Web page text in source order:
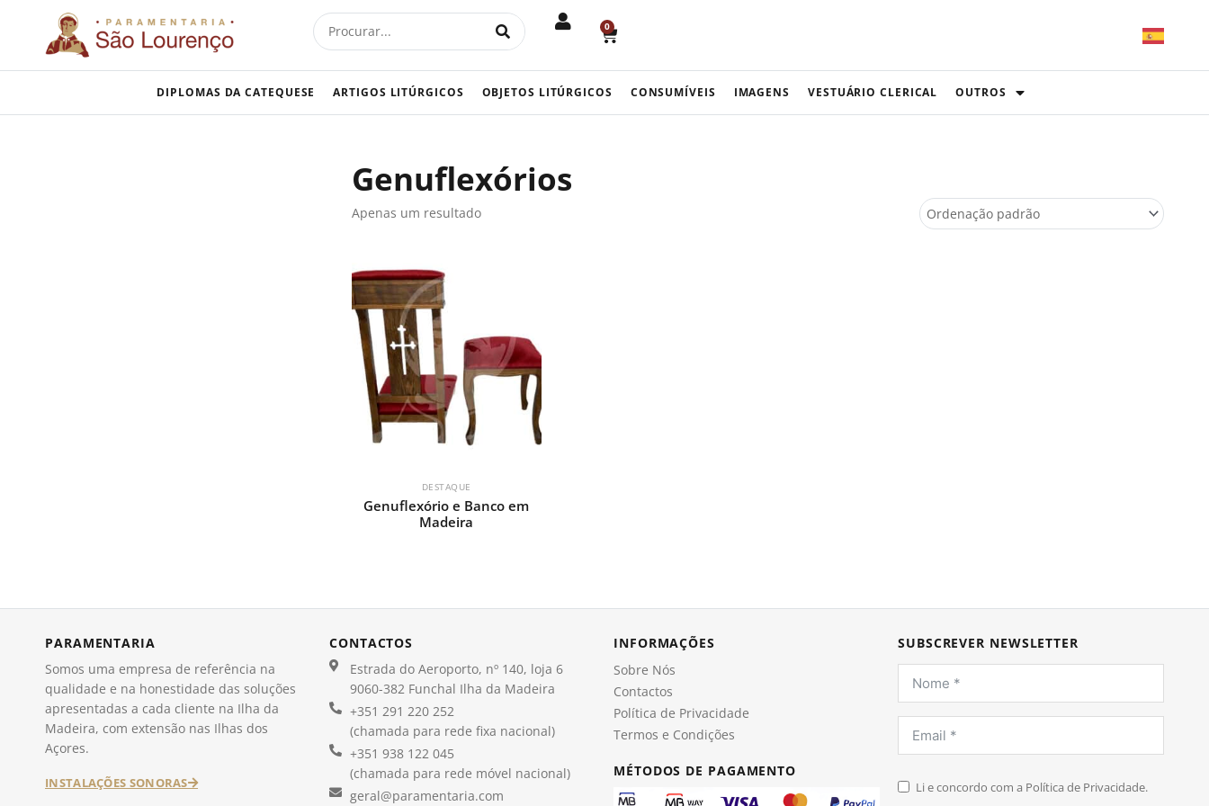
content
Procurar 0
CART
DIPLOMAS DA CATEQUESE ARTIGOS LITÚRGICOS OBJETOS LITÚRGICOS CONSUMÍVEIS IMAGENS VESTUÁRIO CLERICAL OUTROS
Genuflexórios
Apenas um resultado
DESTAQUE
Genuflexório e Banco em
Madeira
PARAMENTARIA
Somos uma empresa de referência na
qualidade e na honestidade das soluções
apresentadas a cada cliente na Ilha da
Madeira, com extensão nas Ilhas dos
Açores.
INSTALAÇÕES SONORAS
CONTACTOS
Estrada do Aeroporto, nº 140, loja 6
9060-382 Funchal Ilha da Madeira
+351 291 220 252
(chamada para rede fixa nacional)
+351 938 122 045
(chamada para rede móvel nacional)
geral@paramentaria.com
INFORMAÇÕES
Sobre Nós
Contactos
Política de Privacidade
Termos e Condições
MÉTODOS DE PAGAMENTO
SUBSCREVER NEWSLETTER
Li e concordo com a Política de Privacidade.